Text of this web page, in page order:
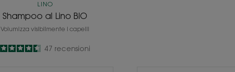
LINO
Shampoo al Lino BIO
Volumizza visibilmente i capelli
4.6
/
5
47 recensioni